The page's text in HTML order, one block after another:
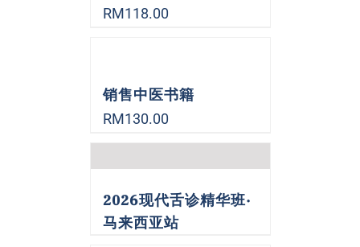
RM118.00
销售中医书籍
RM130.00
2026现代舌诊精华班·
马来西亚站